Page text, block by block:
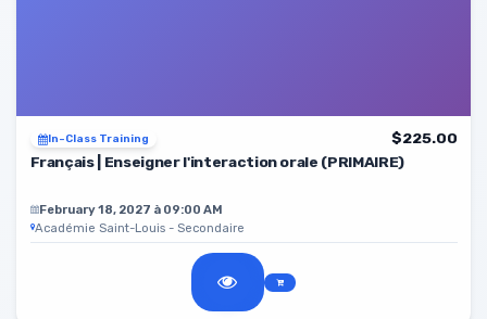
In-Class Training
$225.00
Français | Enseigner l'interaction orale (PRIMAIRE)
February 18, 2027 à 09:00 AM
Académie Saint-Louis - Secondaire